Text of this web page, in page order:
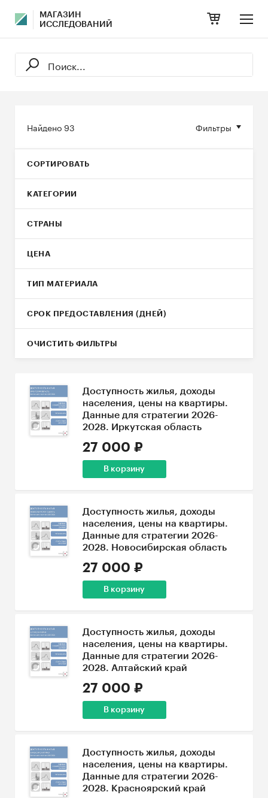
МАГАЗИН
ИССЛЕДОВАНИЙ
Фильтры
Найдено 93
СОРТИРОВАТЬ
КАТЕГОРИИ
СТРАНЫ
ЦЕНА
ТИП МАТЕРИАЛА
СРОК ПРЕДОСТАВЛЕНИЯ (ДНЕЙ)
ОЧИСТИТЬ ФИЛЬТРЫ
Доступность жилья, доходы
населения, цены на квартиры.
Данные для стратегии 2026-
2028. Иркутская область
27 000 ₽
В корзину
Доступность жилья, доходы
населения, цены на квартиры.
Данные для стратегии 2026-
2028. Новосибирская область
27 000 ₽
В корзину
Доступность жилья, доходы
населения, цены на квартиры.
Данные для стратегии 2026-
2028. Алтайский край
27 000 ₽
В корзину
Доступность жилья, доходы
населения, цены на квартиры.
Данные для стратегии 2026-
2028. Красноярский край